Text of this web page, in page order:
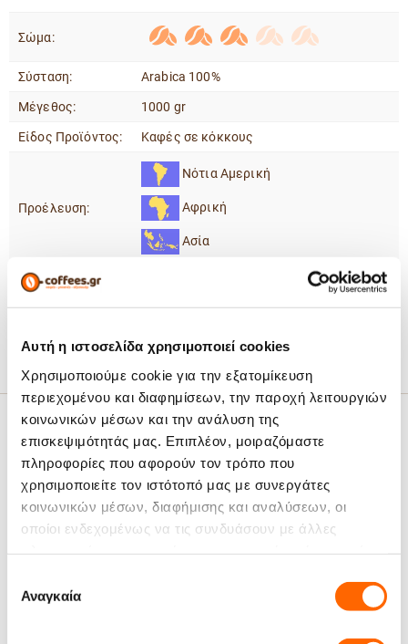
Αυτή η ιστοσελίδα χρησιμοποιεί cookies
Χρησιμοποιούμε cookie για την εξατομίκευση
περιεχομένου και διαφημίσεων, την παροχή λειτουργιών
κοινωνικών μέσων και την ανάλυση της
επισκεψιμότητάς μας. Επιπλέον, μοιραζόμαστε
πληροφορίες που αφορούν τον τρόπο που
χρησιμοποιείτε τον ιστότοπό μας με συνεργάτες
κοινωνικών μέσων, διαφήμισης και αναλύσεων, οι
οποίοι ενδεχομένως να τις συνδυάσουν με άλλες
των υπηρεσιών τους.
συγκατάθεσης
Αναγκαία
Σώμα:
Σύσταση: Arabica 100%
Μέγεθος: 1000 gr
Είδος Προϊόντος: Καφές σε κόκκους
Προέλευση:
Νότια Αμερική
Αφρική
Ασία
Γευστικές Νότες:
Σχετικά Άρθρα
Ελληνίδας γιαγιάς: σπιτικό
Irish Coffee : ο απόλυτος, ζεστός
καφές για το φθινόπωρο και